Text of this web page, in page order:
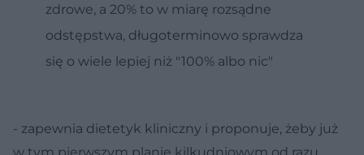
zdrowe, a 20% to w miarę rozsądne
odstępstwa, długoterminowo sprawdza
się o wiele lepiej niż "100% albo nic"
- zapewnia dietetyk kliniczny i proponuje, żeby już
w tym pierwszym planie kilkudniowym od razu